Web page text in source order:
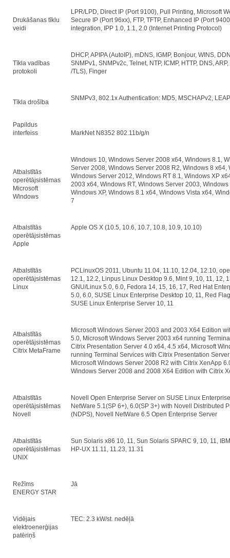
Drukāšanas tīklu
veidi
LPR/LPD, Direct IP (Port 9100), Pull Printing, Microsoft
Secure IP (Port 96xx), FTP, TFTP, Enhanced IP (Port
integration, IPP 1.0, 1.1, 2.0 (Internet Printing Protocol)
Tīkla vadības
protokoli
DHCP, APIPA (AutoIP), mDNS, IGMP, Bonjour, WINS,
SNMPv1, SNMPv2c, Telnet, NTP, ICMP, HTTP, DNS,
/TLS), Finger
Tīkla drošība
SNMPv3, 802.1x Authentication: MD5, MSCHAPv2,
Papildus
interfeiss
MarkNet N8352 802.11b/g/n
Atbalstītās
operētājsistēmas
Microsoft
Windows
Windows 10, Windows Server 2008 x64, Windows 8.1,
Server 2008, Windows Server 2008 R2, Windows 8 x64,
Windows Server 2012, Windows RT 8.1, Windows XP
2003 x64, Windows RT, Windows Server 2003,
Windows XP, Windows 8.1 x64, Windows Vista x64,
7
Atbalstītās
operētājsistēmas
Apple
Apple OS X (10.5, 10.6, 10.7, 10.8, 10.9, 10.10)
Atbalstītās
operētājsistēmas
Linux
PCLinuxOS 2011, Ubuntu 11.04, 11.10, 12.04, 12.10,
12.1, 12.2, Linpus Linux Desktop 9.6, Mint 9, 10, 11, 12,
GNU/Linux 5.0, 6.0, Fedora 14, 15, 16, 17, Red Hat
5.0, 6.0, SUSE Linux Enterprise Desktop 10, 11, Red
SUSE Linux Enterprise Server 10, 11
Atbalstītās
operētājsistēmas
Citrix MetaFrame
Microsoft Windows Server 2003 and 2003 X64 Edition
5.0, Microsoft Windows Server 2003 x64 running
Citrix Presentation Server 4.0 x64, 4.5 x64, Microsoft
running Terminal Services with Citrix Presentation
Microsoft Windows Server 2008 R2 with Citrix XenApp
Windows Server 2008 and 2008 X64 Edition with Citrix
Atbalstītās
operētājsistēmas
Novell
Novell Open Enterprise Server on SUSE Linux
NetWare 5.1(SP 6+), 6.0(SP 3+) with Novell Distributed
(NDPS), Novell NetWare 6.5 Open Enterprise Server
Atbalstītās
operētājsistēmas
UNIX
Sun Solaris x86 10, 11, Sun Solaris SPARC 9, 10, 11,
HP-UX 11.11, 11.23, 11.31
Režīms
ENERGY STAR
Jā
Vidējais
elektroenerģijas
patēriņš
TEC: 2.3 kW/st. nedēļā